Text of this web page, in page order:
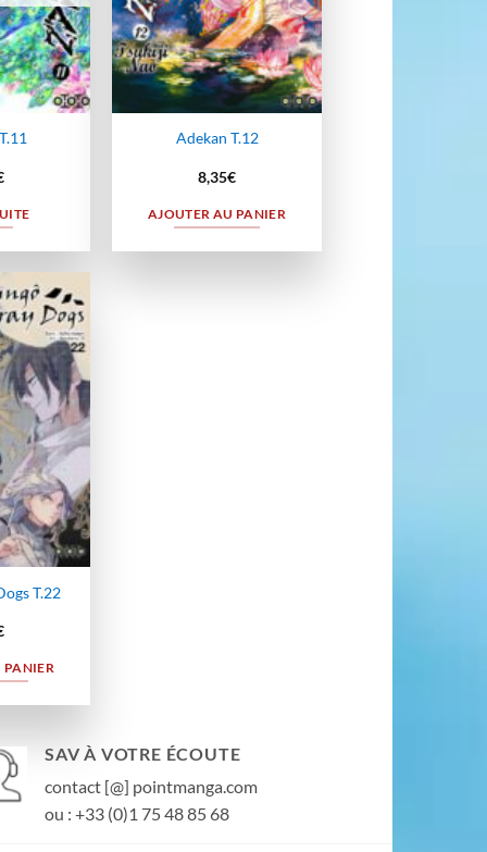
Adekan T.12
8,35€
AJOUTER AU PANIER
Ajouter
à la
wishlist
T.22
PANIER
SAV À VOTRE ÉCOUTE
contact [@] pointmanga.com
ou : +33 (0)1 75 48 85 68